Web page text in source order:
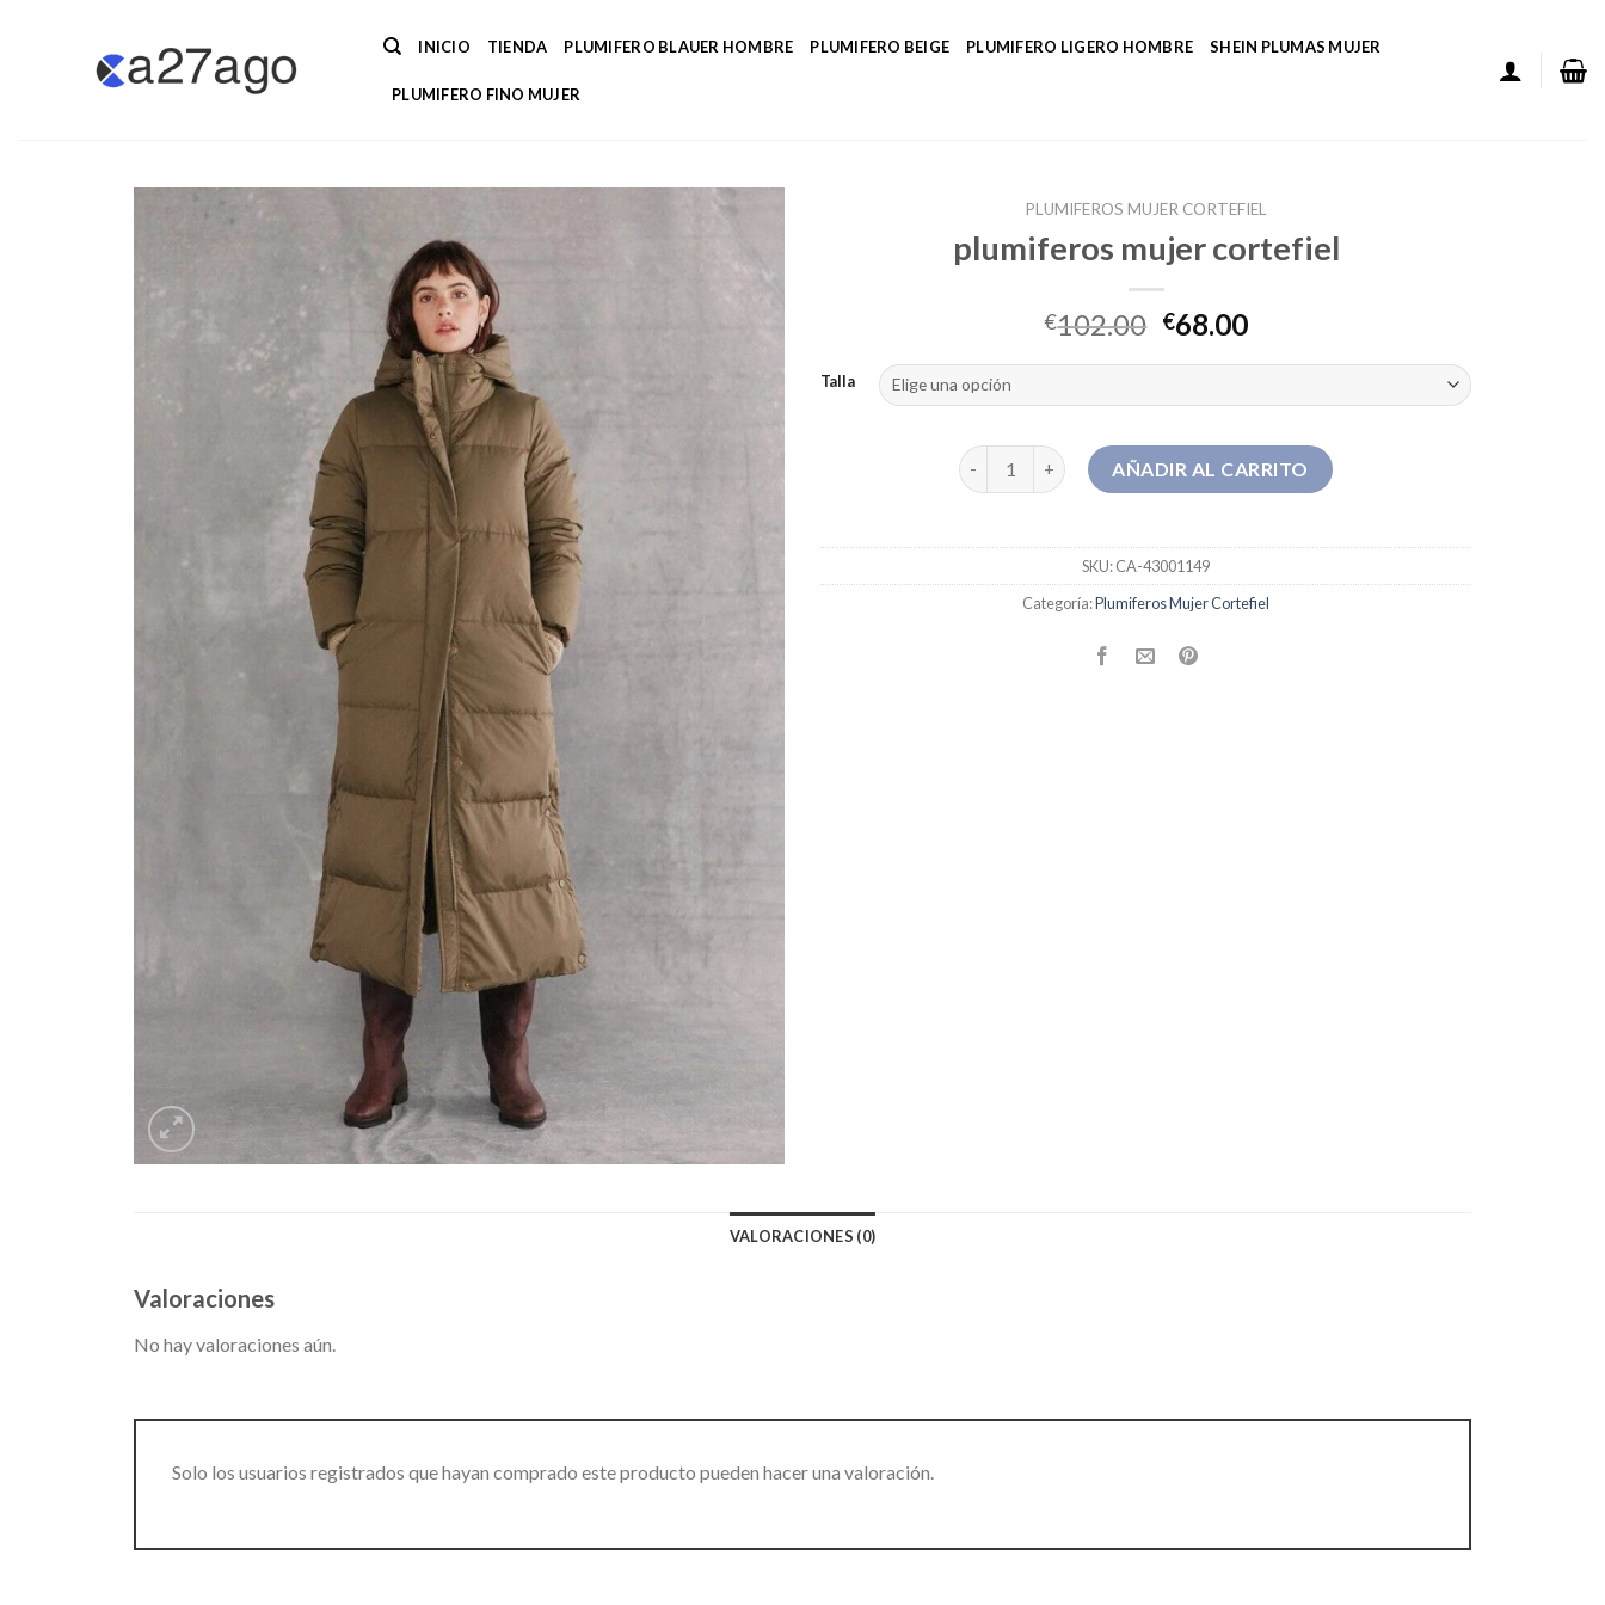
INICIO TIENDA PLUMIFERO BLAUER HOMBRE PLUMIFERO BEIGE PLUMIFERO LIGERO HOMBRE SHEIN PLUMAS MUJER
PLUMIFERO FINO MUJER
PLUMIFEROS MUJER CORTEFIEL
plumiferos mujer cortefiel
€102.00 €68.00
Talla
plumiferos mujer cortefiel cantidad
AÑADIR AL CARRITO
SKU:CA-43001149
Categoría:Plumiferos Mujer Cortefiel
VALORACIONES (0)
Valoraciones
No hay valoraciones aún.
Solo los usuarios registrados que hayan comprado este producto pueden hacer una valoración.